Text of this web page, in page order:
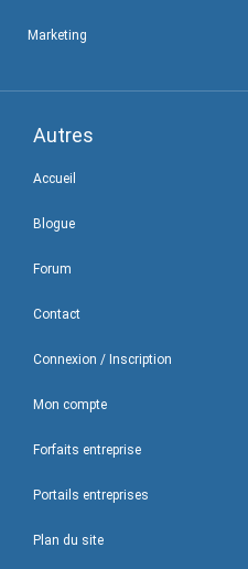
Marketing
Autres
Accueil
Blogue
Forum
Contact
Connexion / Inscription
Mon compte
Forfaits entreprise
Portails entreprises
Plan du site